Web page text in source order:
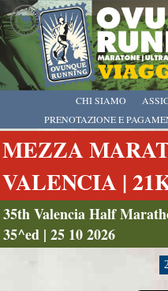
CHI SIAMO
PRENOTAZIONE E
MEZZA
VALENCIA |
35th Valencia Half
35^ed | 25 10 2026